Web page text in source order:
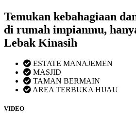
Temukan kebahagiaan
di rumah impianmu,
Lebak Kinasih
ESTATE MANAJEMEN
MASJID
TAMAN BERMAIN
AREA TERBUKA HIJAU
VIDEO